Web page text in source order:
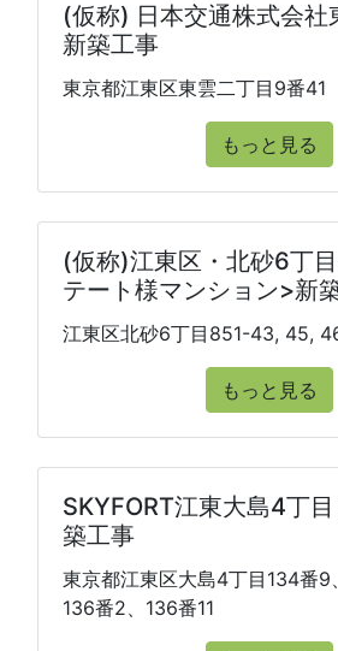
(仮称) 日本交通株式会社
新築工事
東京都江東区東雲二丁目9番41
もっと見る
(仮称)江東区・北砂6丁
テート様マンション>新
江東区北砂6丁目851-43, 45,
もっと見る
SKYFORT江東大島4丁
築工事
東京都江東区大島4丁目134番9
136番2、136番11